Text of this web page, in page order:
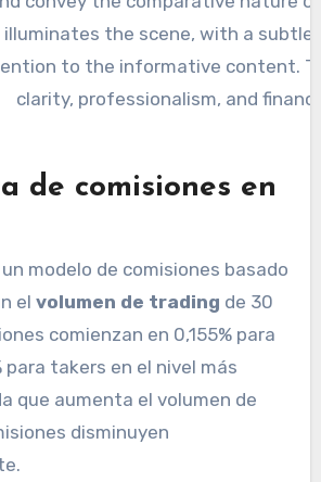
de comisiones en
modelo de comisiones basado
el volumen de trading de 30
comienzan en 0,155% para
para takers en el nivel más
que aumenta el volumen de
disminuyen